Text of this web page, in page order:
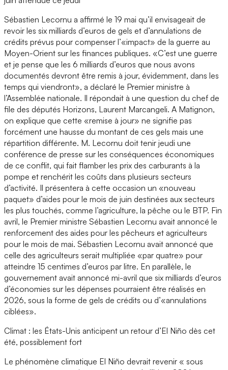
Sébastien Lecornu a affirmé le 19 mai qu’il envisageait de
revoir les six milliards d’euros de gels et d’annulations de
crédits prévus pour compenser l’«impact» de la guerre au
Moyen-Orient sur les finances publiques. «C’est une guerre
et je pense que les 6 milliards d’euros que nous avons
documentés devront être remis à jour, évidemment, dans les
temps qui viendront», a déclaré le Premier ministre à
l’Assemblée nationale. Il répondait à une question du chef de
file des députés Horizons, Laurent Marcangeli. A Matignon,
on explique que cette «remise à jour» ne signifie pas
forcément une hausse du montant de ces gels mais une
répartition différente. M. Lecornu doit tenir jeudi une
conférence de presse sur les conséquences économiques
de ce conflit, qui fait flamber les prix des carburants à la
pompe et renchérit les coûts dans plusieurs secteurs
d’activité. Il présentera à cette occasion un «nouveau
paquet» d’aides pour le mois de juin destinées aux secteurs
les plus touchés, comme l’agriculture, la pêche ou le BTP. Fin
avril, le Premier ministre Sébastien Lecornu avait annoncé le
renforcement des aides pour les pêcheurs et agriculteurs
pour le mois de mai. Sébastien Lecornu avait annoncé que
celle des agriculteurs serait multipliée «par quatre» pour
atteindre 15 centimes d’euros par litre. En parallèle, le
gouvernement avait annoncé mi-avril que six milliards d’euros
d’économies sur les dépenses pourraient être réalisés en
2026, sous la forme de gels de crédits ou d’«annulations
ciblées».
Climat : les États-Unis anticipent un retour d’El Niño dès cet
été, possiblement fort
Le phénomène climatique El Niño devrait revenir « sous